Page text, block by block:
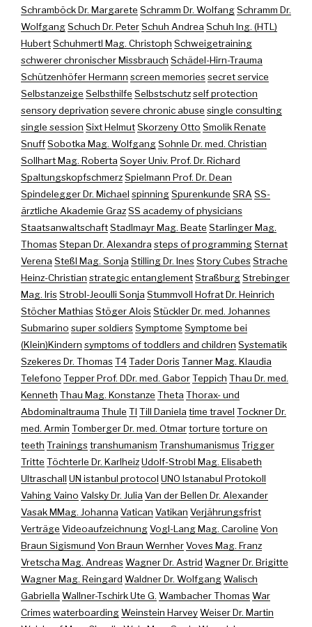
Schramböck Dr. Margarete Schramm Dr. WolfangSchramm Dr.
WolfgangSchuch Dr. PeterSchuh Andrea Schuh Ing. (HTL)
HubertSchuhmertl Mag. Christoph Schweigetraining
schwerer chronischer Missbrauch Schädel-Hirn-Trauma
Schützenhöfer Hermann screen memoriessecret service
Selbstanzeige Selbsthilfe Selbstschutzself protection
sensory deprivation severe chronic abuse single consulting
single session Sixt HelmutSkorzeny Otto Smolik Renate
SnuffSobotka Mag. WolfgangSohnle Dr. med. Christian
Sollhart Mag. Roberta Soyer Univ. Prof. Dr. Richard
SpaltungskopfschmerzSpielmann Prof. Dr. Dean
Spindelegger Dr. Michael spinningSpurenkunde SRA SS-
ärztliche Akademie GrazSS academy of physicians
StaatsanwaltschaftStadlmayr Mag. Beate Starlinger Mag.
ThomasStepan Dr. Alexandra steps of programmingSternat
Verena Steßl Mag. Sonja Stilling Dr. InesStory CubesStrache
Heinz-Christian strategic entanglementStraßburgStrebinger
Mag. IrisStrobl-Jeoulli Sonja Stummvoll Hofrat Dr. Heinrich
Stöcher MathiasStöger AloisStückler Dr. med. Johannes
Submarino super soldiersSymptome Symptome bei
(Klein)Kindern symptoms of toddlers and children Systematik
Szekeres Dr. ThomasT4Tader DorisTanner Mag. Klaudia
Telefono Tepper Prof. DDr. med. GaborTeppich Thau Dr. med.
Kenneth Thau Mag. Konstanze Theta Thorax- und
Abdominaltrauma Thule TI Till Daniela time travel Tockner Dr.
med. Armin Tomberger Dr. med. Otmartorture torture on
teeth Trainingstranshumanism TranshumanismusTrigger
Tritte Töchterle Dr. KarlheizUdolf-Strobl Mag. Elisabeth
Ultraschall UN istanbul protocol UNO Istanabul Protokoll
Vahing Vaino Valsky Dr. Julia Van der Bellen Dr. Alexander
Vasak MMag. Johanna Vatican Vatikan Verjährungsfrist
Verträge VideoaufzeichnungVogl-Lang Mag. Caroline Von
Braun Sigismund Von Braun WernherVoves Mag. Franz
Vretscha Mag. AndreasWagner Dr. Astrid Wagner Dr. Brigitte
Wagner Mag. Reingard Waldner Dr. WolfgangWalisch
Gabriella Wallner-Tschirk Ute G. Wambacher ThomasWar
CrimeswaterboardingWeinstein HarveyWeiser Dr. Martin